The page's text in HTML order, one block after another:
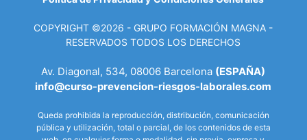
COPYRIGHT ©2026 - GRUPO FORMACIÓN MAGNA -
RESERVADOS TODOS LOS DERECHOS
Av. Diagonal, 534, 08006 Barcelona (ESPAÑA)
info@curso-prevencion-riesgos-laborales.com
Queda prohibida la reproducción, distribución, comunicación
pública y utilización, total o parcial, de los contenidos de esta